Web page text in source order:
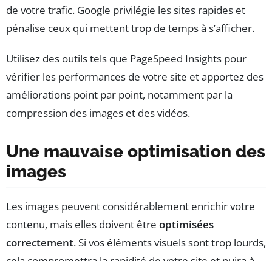
de votre trafic. Google privilégie les sites rapides et
pénalise ceux qui mettent trop de temps à s’afficher.
Utilisez des outils tels que PageSpeed Insights pour
vérifier les performances de votre site et apportez des
améliorations point par point, notamment par la
compression des images et des vidéos.
Une mauvaise optimisation des
images
Les images peuvent considérablement enrichir votre
contenu, mais elles doivent être optimisées
correctement. Si vos éléments visuels sont trop lourds,